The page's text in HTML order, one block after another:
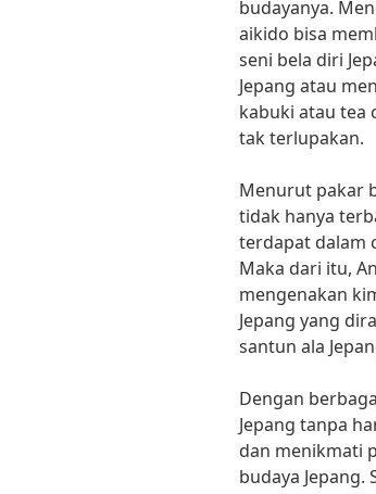
budayanya.
aikido bisa
seni bela diri
Jepang atau
kabuki atau tea
tak terlupakan.
Menurut pakar
tidak hanya
terdapat dalam
Maka dari itu,
mengenakan
Jepang yang
santun ala
Dengan
Jepang tanpa
dan menikmati
budaya Jepang.